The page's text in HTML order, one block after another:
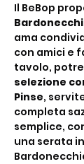
Il BeBop
ama
con amici e
tavolo,
selezione
Pinse,
completa
semplice,
una serata